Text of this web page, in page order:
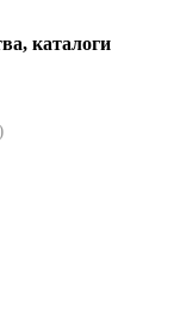
каталоги